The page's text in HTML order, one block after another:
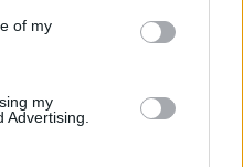
of my
my
Advertising.